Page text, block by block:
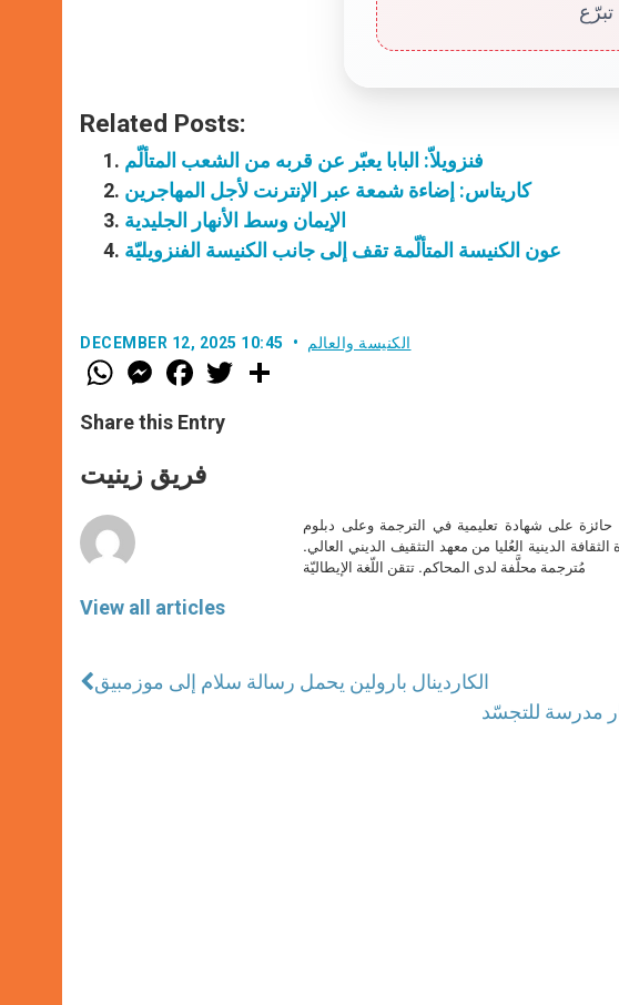
Related Posts:
فنزويلاّ: البابا يعبّر عن قربه من الشعب المتألّم
كاريتاس: إضاءة شمعة عبر الإنترنت لأجل المهاجرين
الإيمان وسط الأنهار الجليدية
عون الكنيسة المتألّمة تقف إلى جانب الكنيسة الفنزويليّة
DECEMBER 12, 2025 10:45 الكنيسة والعالم
W
h
t
s
p
p
M
e
s
e
g
e
F
a
e
b
o
k
w
Share this Entry
فريق زينيت
View all articles
حائزة على شهادة تعليمية في الترجمة وعلى دبلوم
الدينية العُليا من معهد التثقيف الديني العالي.
مُترجمة محلَّفة لدى المحاكم. تتقن اللّغة الإيطاليّة
الكاردينال بارولين يحمل رسالة سلام إلى موزمبيق